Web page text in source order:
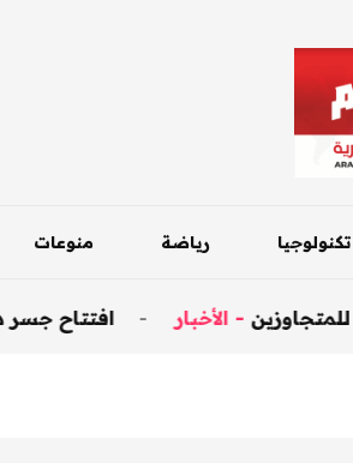
تكنولوجيا رياضة منوعات
افتتاح جسر داقوق على - -الأخبار